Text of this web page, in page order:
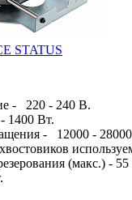
STATUS
- 220 - 240 B.
1400 Bт.
- 12000 -
(макс.) -